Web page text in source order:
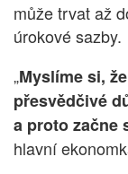
může trvat až
úrokové sazby.
„Myslíme si,
přesvědčivé
a proto začne
hlavní